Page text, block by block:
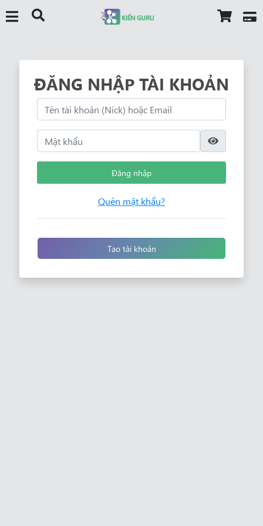
ĐĂNG NHẬP TÀI KHOẢN
Đăng nhập
Quên mật khẩu?
Tạo tài khoản